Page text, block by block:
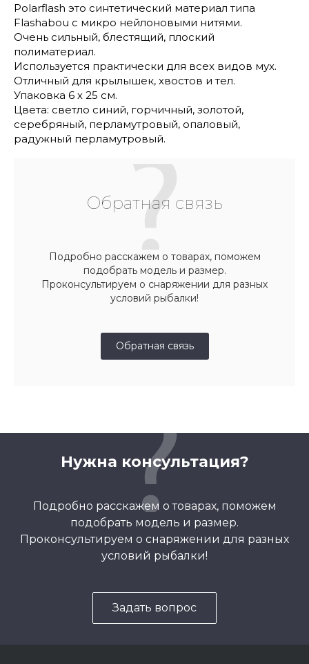
Polarflash это синтетический материал типа
Flashabou с микро нейлоновыми нитями.
Очень сильный, блестящий, плоский
полиматериал.
Используется практически для всех видов мух.
Отличный для крылышек, хвостов и тел.
Упаковка 6 х 25 см.
Цвета: светло синий, горчичный, золотой,
серебряный, перламутровый, опаловый,
радужный перламутровый.
Обратная связь
Подробно расскажем о товарах, поможем
подобрать модель и размер.
Проконсультируем о снаряжении для разных
условий рыбалки!
Обратная связь
Нужна консультация?
Подробно расскажем о товарах, поможем
подобрать модель и размер.
Проконсультируем о снаряжении для разных
условий рыбалки!
Задать вопрос